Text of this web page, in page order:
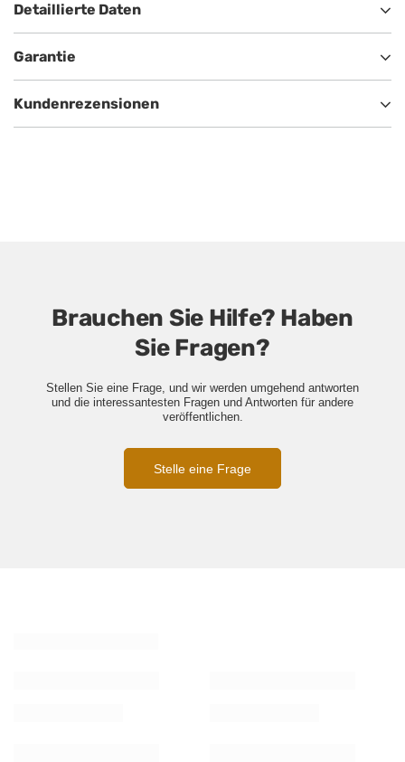
Detaillierte Daten
Garantie
Kundenrezensionen
Brauchen Sie Hilfe? Haben
Sie Fragen?
Stellen Sie eine Frage, und wir werden umgehend antworten
und die interessantesten Fragen und Antworten für andere
veröffentlichen.
Stelle eine Frage